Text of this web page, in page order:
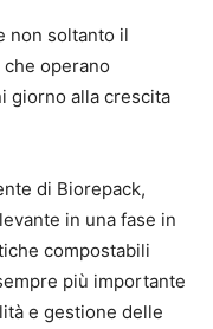
non soltanto il
operano
giorno alla crescita
di Biorepack,
in una fase in
compostabili
più importante
e gestione delle